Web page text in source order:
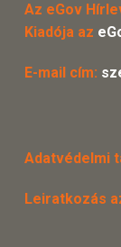
Az eGov
Kiadója az
E-mail cím:
Adatvédelmi
Leiratkozás